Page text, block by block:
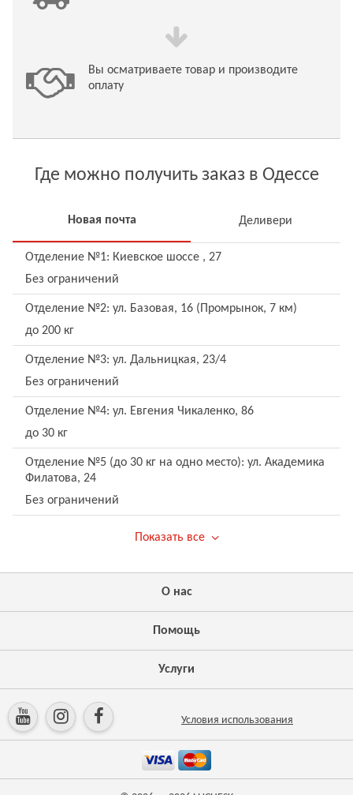
Вы осматриваете товар и производите
оплату
Где можно получить заказ в Одессе
Новая почта Деливери
Отделение №1: Киевское шоссе , 27
Без ограничений
Отделение №2: ул. Базовая, 16 (Промрынок, 7 км)
до 200 кг
Отделение №3: ул. Дальницкая, 23/4
Без ограничений
Отделение №4: ул. Евгения Чикаленко, 86
до 30 кг
Отделение №5 (до 30 кг на одно место): ул. Академика
Филатова, 24
Без ограничений
Показать все
О нас
Помощь
Услуги
Условия использования